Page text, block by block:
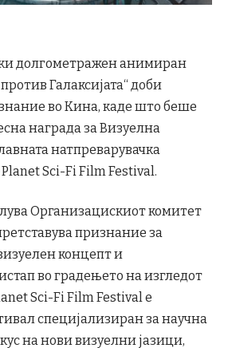
долгометражен анимиран
Галаксијата“ доби
во Кина, каде што беше
награда за Визуелна
натпреварувачка
Sci-Fi Film Festival.
Организацискиот комитет
признание за
концепт и
во градењето на изгледот
Sci-Fi Film Festival е
специјализиран за научна
на нови визуелни јазици,